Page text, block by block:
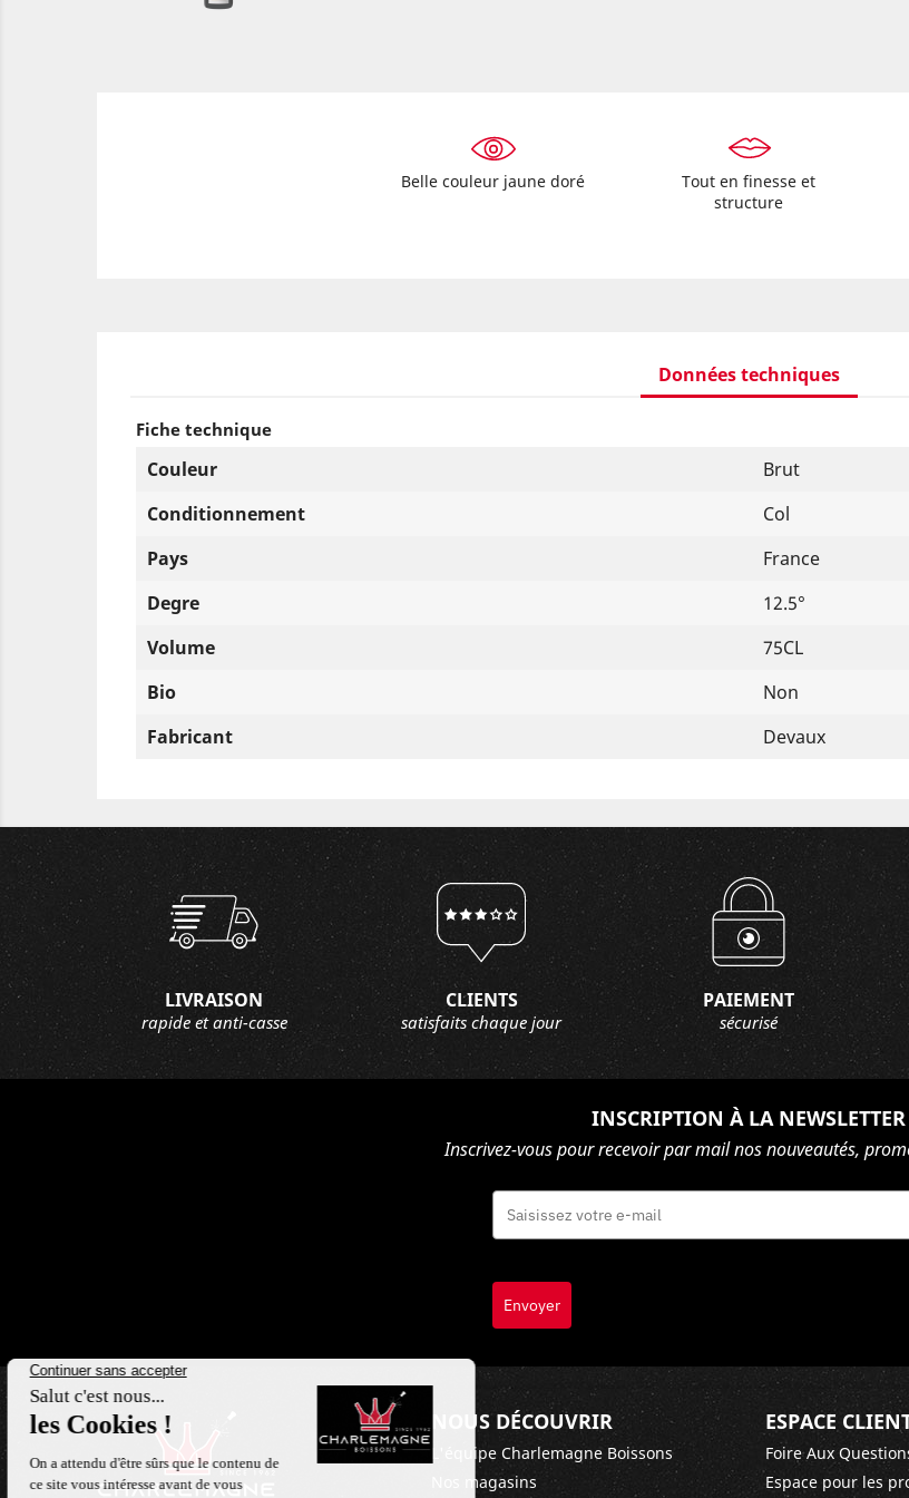
Belle couleur jaune doré
Tout en finesse et
structure
Données techniques
Fiche technique
Couleur
Brut
Conditionnement
Col
Pays
France
Degre
12.5°
Volume
75CL
Bio
Non
Fabricant
Devaux
LIVRAISON
rapide et anti-casse
CLIENTS
satisfaits chaque jour
PAIEMENT
sécurisé
INSCRIPTION À LA NEWSLETTER
Inscrivez-vous pour recevoir par mail nos nouveautés,
Envoyer
NOUS DÉCOUVRIR
L'équipe Charlemagne Boissons
Nos magasins
ESPACE
Foire Aux
Espace pour les